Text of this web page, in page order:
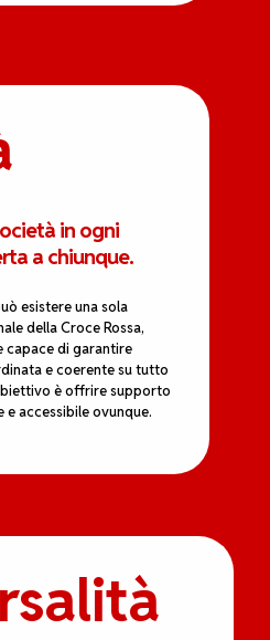
in ogni
a chiunque.
esistere una sola
della Croce Rossa,
capace di garantire
e coerente su tutto
è offrire supporto
e accessibile ovunque.